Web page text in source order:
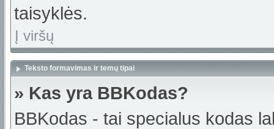
taisyklės.
Į viršų
Teksto formavimas ir temų tipai
» Kas yra BBKodas?
BBKodas - tai specialus kodas